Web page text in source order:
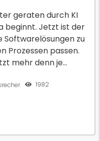
1982
geraten durch KI
beginnt. Jetzt ist der
Softwarelösungen zu
Prozessen passen.
mehr denn je...